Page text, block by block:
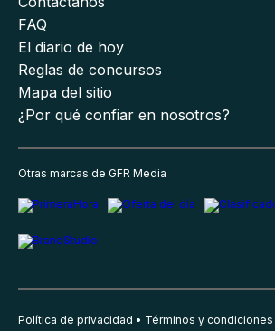
FAQ
El diario de hoy
Reglas de concursos
Mapa del sitio
¿Por qué confiar en nosotros?
Otras marcas de GFR Media
Política de privacidad Términos y condiciones